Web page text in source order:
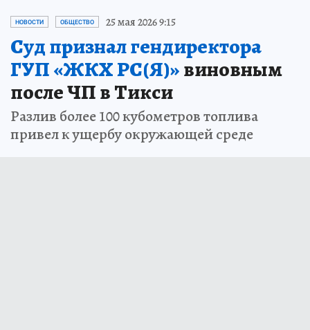
НОВОСТИ ОБЩЕСТВО 25 мая 2026 9:15
Суд признал гендиректора
ГУП «ЖКХ РС(Я)»виновным
после ЧП в Тикси
Разлив более 100 кубометров топлива
привел к ущербу окружающей среде